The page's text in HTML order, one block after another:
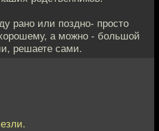
рано или поздно- просто
а можно - большой
решаете сами.